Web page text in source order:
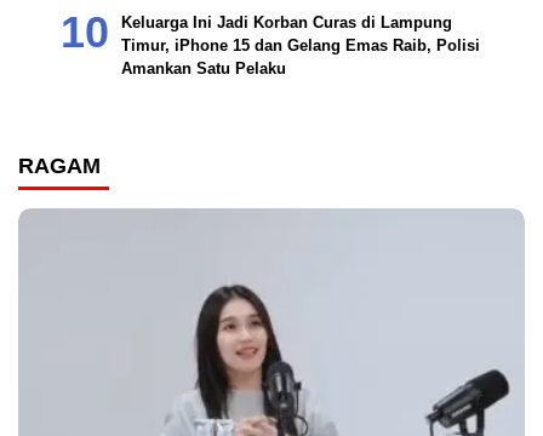
Keluarga Ini Jadi Korban Curas di Lampung
Timur, iPhone 15 dan Gelang Emas Raib, Polisi
Amankan Satu Pelaku
RAGAM